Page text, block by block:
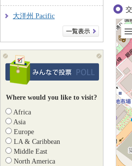
大洋州 Pacific
Where would you like to visit?
Africa
Asia
Europe
LA & Caribbean
Middle East
North America